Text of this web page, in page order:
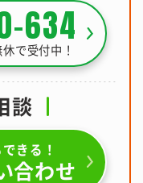
634
で受付中！
談
きる！
合わせ